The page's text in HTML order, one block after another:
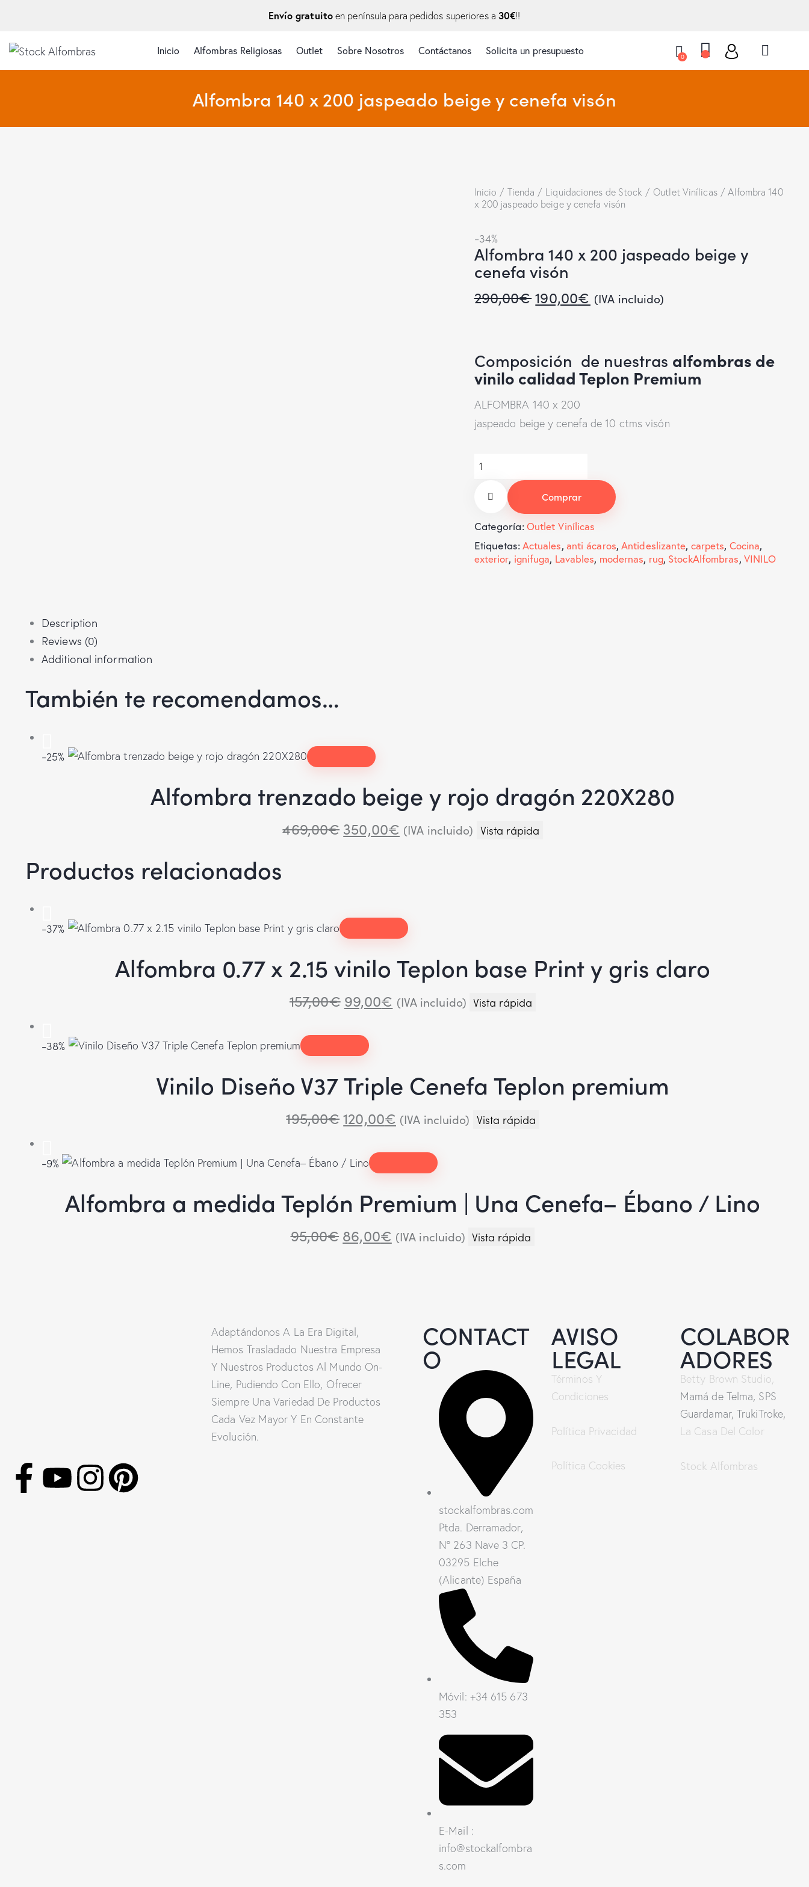
Envío gratuitoen península para pedidos superiores a 30€!!
Inicio Alfombras Religiosas Outlet Sobre Nosotros Contáctanos Solicita un presupuesto
0
Alfombra 140 x 200 jaspeado beige y cenefa visón
Inicio Tienda Liquidaciones de Stock Outlet Vinílicas
Alfombra 140
x 200 jaspeado beige y cenefa visón
-34%
Alfombra 140 x 200 jaspeado beige y
cenefa visón
290,00€190,00€ (IVA incluido)
Composición de nuestras alfombras de
vinilo calidad Teplon Premium
ALFOMBRA 140 x 200
jaspeado beige y cenefa de 10 ctms visón
Comprar
Categoría:Outlet Vinílicas
Etiquetas:Actuales, anti ácaros,Antideslizante, carpets, Cocina,
exterior, ignifuga, Lavables, modernas, rug, StockAlfombras, VINILO
Description
Reviews (0)
Additional information
También te recomendamos…
-25%
Alfombra trenzado beige y rojo dragón 220X280
469,00€ 350,00€ (IVA incluido) Vista rápida
Productos relacionados
-37%
Alfombra 0.77 x 2.15 vinilo Teplon base Print y gris claro
157,00€ 99,00€ (IVA incluido) Vista rápida
-38%
Vinilo Diseño V37 Triple Cenefa Teplon premium
195,00€120,00€ (IVA incluido) Vista rápida
-9%
Alfombra a medida Teplón Premium | Una Cenefa– Ébano / Lino
95,00€ 86,00€ (IVA incluido) Vista rápida
Adaptándonos A La Era Digital,
Hemos Trasladado Nuestra Empresa
Y Nuestros Productos Al Mundo On-
Line, Pudiendo Con Ello, Ofrecer
Siempre Una Variedad De Productos
Cada Vez Mayor Y En Constante
Evolución.
CONTACT
O
stockalfombras.com
Ptda. Derramador,
Nº 263 Nave 3 CP.
03295 Elche
(Alicante) España
Móvil: +34 615 673
353
E-Mail :
info@stockalfombra
s.com
AVISO
LEGAL
Términos Y
Condiciones
Política Privacidad
Política Cookies
COLABOR
ADORES
Betty Brown Studio,
Mamá de Telma, SPS
Guardamar, TrukiTroke,
La Casa Del Color
Stock Alfombras